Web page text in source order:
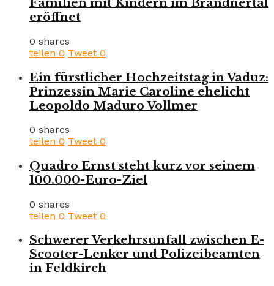
Familien mit Kindern im Brandnertal
eröffnet
0 shares
teilen 0 Tweet 0
Ein fürstlicher Hochzeitstag in Vaduz:
Prinzessin Marie Caroline ehelicht
Leopoldo Maduro Vollmer
0 shares
teilen 0 Tweet 0
Quadro Ernst steht kurz vor seinem
100.000-Euro-Ziel
0 shares
teilen 0 Tweet 0
Schwerer Verkehrsunfall zwischen E-
Scooter-Lenker und Polizeibeamten
in Feldkirch